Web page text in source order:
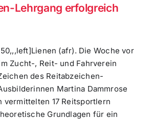
Lehrgang erfolgreich
(afr). Die Woche vor
Zucht-, Reit- und Fahrverein
des Reitabzeichen-
Martina Dammrose
vermittelten 17 Reitsportlern
Grundlagen für ein